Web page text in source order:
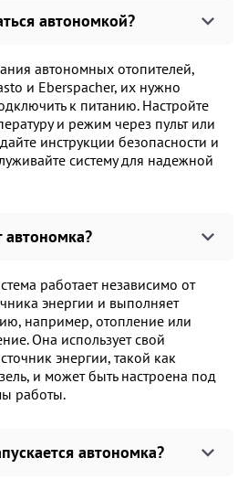
автономкой?
автономных отопителей,
и Eberspacher, их нужно
к питанию. Настройте
и режим через пульт или
инструкции безопасности и
систему для надежной
автономка?
работает независимо от
энергии и выполняет
например, отопление или
Она использует свой
энергии, такой как
и может быть настроена под
работы.
автономка?